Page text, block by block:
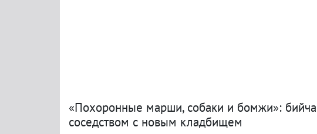
«Похоронные марши, собаки и бомжи»:
соседством с новым кладбищем